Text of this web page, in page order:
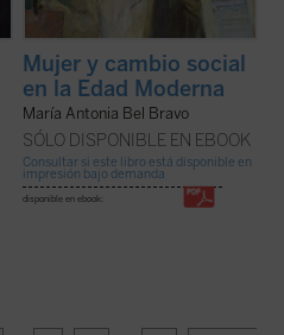
Mujer y cambio social
en la Edad Moderna
María Antonia Bel Bravo
SÓLO DISPONIBLE EN EBOOK
Consultar si este libro está disponible en
impresión bajo demanda
disponible en ebook: